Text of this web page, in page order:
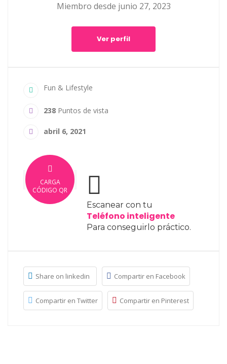
Miembro desde junio 27, 2023
Ver perfil
Fun & Lifestyle
238 Puntos de vista
abril 6, 2021
CARGA
CÓDIGO QR
Escanear con tu
Teléfono inteligente
Para conseguirlo práctico.
Share on linkedin Compartir en Facebook
Compartir en Twitter Compartir en Pinterest